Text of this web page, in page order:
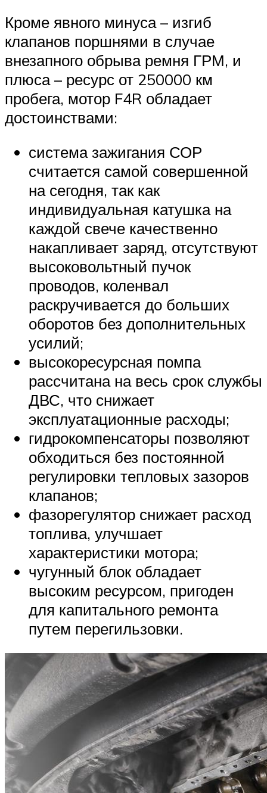
Кроме явного минуса – изгиб
клапанов поршнями в случае
внезапного обрыва ремня ГРМ, и
плюса – ресурс от 250000 км
пробега, мотор F4R обладает
достоинствами:
система зажигания СОР
считается самой совершенной
на сегодня, так как
индивидуальная катушка на
каждой свече качественно
накапливает заряд, отсутствуют
высоковольтный пучок
проводов, коленвал
раскручивается до больших
оборотов без дополнительных
усилий;
высокоресурсная помпа
рассчитана на весь срок службы
ДВС, что снижает
эксплуатационные расходы;
гидрокомпенсаторы позволяют
обходиться без постоянной
регулировки тепловых зазоров
клапанов;
фазорегулятор снижает расход
топлива, улучшает
характеристики мотора;
чугунный блок обладает
высоким ресурсом, пригоден
для капитального ремонта
путем перегильзовки.